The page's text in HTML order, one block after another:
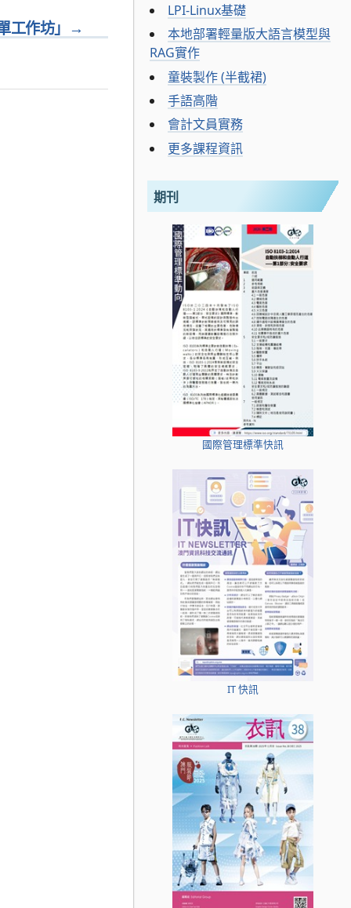
→
作坊」
LPI-Linux基礎
本地部署輕量版大語言模型與
RAG實作
童裝製作 (半截裙)
手語高階
會計文員實務
更多課程資訊
期刊
國際管理標準快訊
IT 快訊